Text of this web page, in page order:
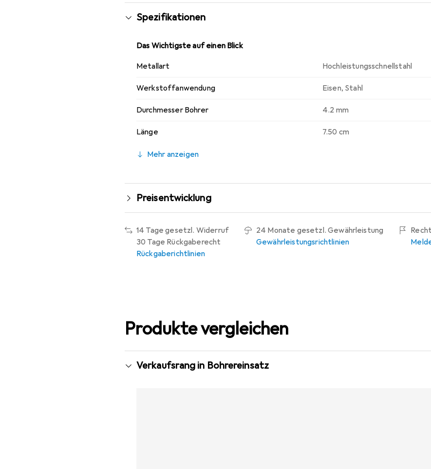
Spezifikationen
Das Wichtigste auf einen Blick
Metallart Hochleistungsschnellstahl
Werkstoffanwendung Eisen, Stahl
Durchmesser Bohrer 4.2 mm
Länge 7.50 cm
Mehr anzeigen
Preisentwicklung
14 Tage gesetzl. Widerruf
30 Tage Rückgaberecht
Rückgaberichtlinien
24 Monate gesetzl. Gewährleistung
Gewährleistungsrichtlinien
Produkte vergleichen
Verkaufsrang in Bohrereinsatz